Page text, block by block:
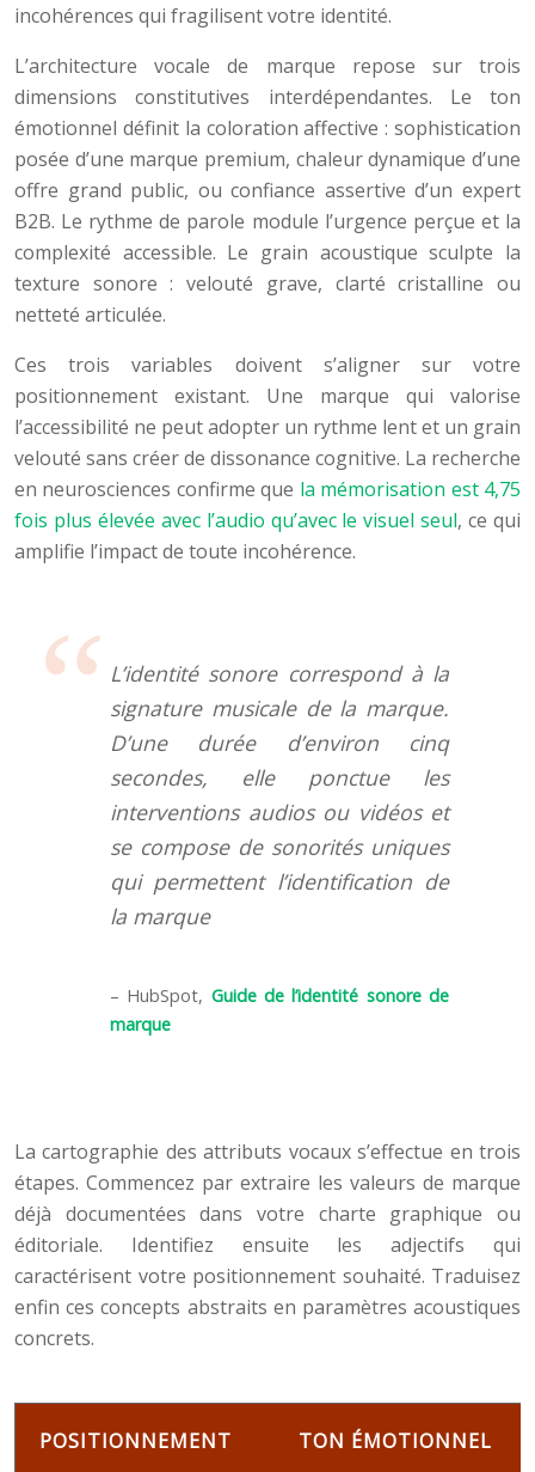
incohérences qui fragilisent votre identité.
L’architecture vocale de marque repose sur trois
dimensions constitutives interdépendantes. Le ton
émotionnel définit la coloration affective : sophistication
posée d’une marque premium, chaleur dynamique d’une
offre grand public, ou confiance assertive d’un expert
B2B. Le rythme de parole module l’urgence perçue et la
complexité accessible. Le grain acoustique sculpte la
texture sonore : velouté grave, clarté cristalline ou
netteté articulée.
Ces trois variables doivent s’aligner sur votre
positionnement existant. Une marque qui valorise
l’accessibilité ne peut adopter un rythme lent et un grain
velouté sans créer de dissonance cognitive. La recherche
en neurosciences confirme que la mémorisation est 4,75
fois plus élevée avec l’audio qu’avec le visuel seul, ce qui
amplifie l’impact de toute incohérence.
L’identité sonore correspond à la
signature musicale de la marque.
D’une durée d’environ cinq
secondes, elle ponctue les
interventions audios ou vidéos et
se compose de sonorités uniques
qui permettent l’identification de
la marque
– HubSpot, Guide de l’identité sonore de
marque
La cartographie des attributs vocaux s’effectue en trois
étapes. Commencez par extraire les valeurs de marque
déjà documentées dans votre charte graphique ou
éditoriale. Identifiez ensuite les adjectifs qui
caractérisent votre positionnement souhaité. Traduisez
enfin ces concepts abstraits en paramètres acoustiques
concrets.
POSITIONNEMENT TON ÉMOTIONNEL